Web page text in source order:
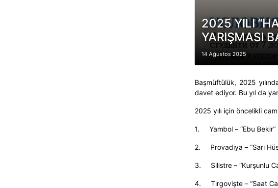
2025 YILI
YARIŞMASI
14 Ağustos 2025
Başmüftülük, 2025
davet ediyor. Bu yıl da
2025 yılı için öncelikli
1. Yambol – “Ebu Bekir”
2. Provadiya – “Sarı
3. Silistre – “Kurşunlu
4. Tırgovişte – “Saat